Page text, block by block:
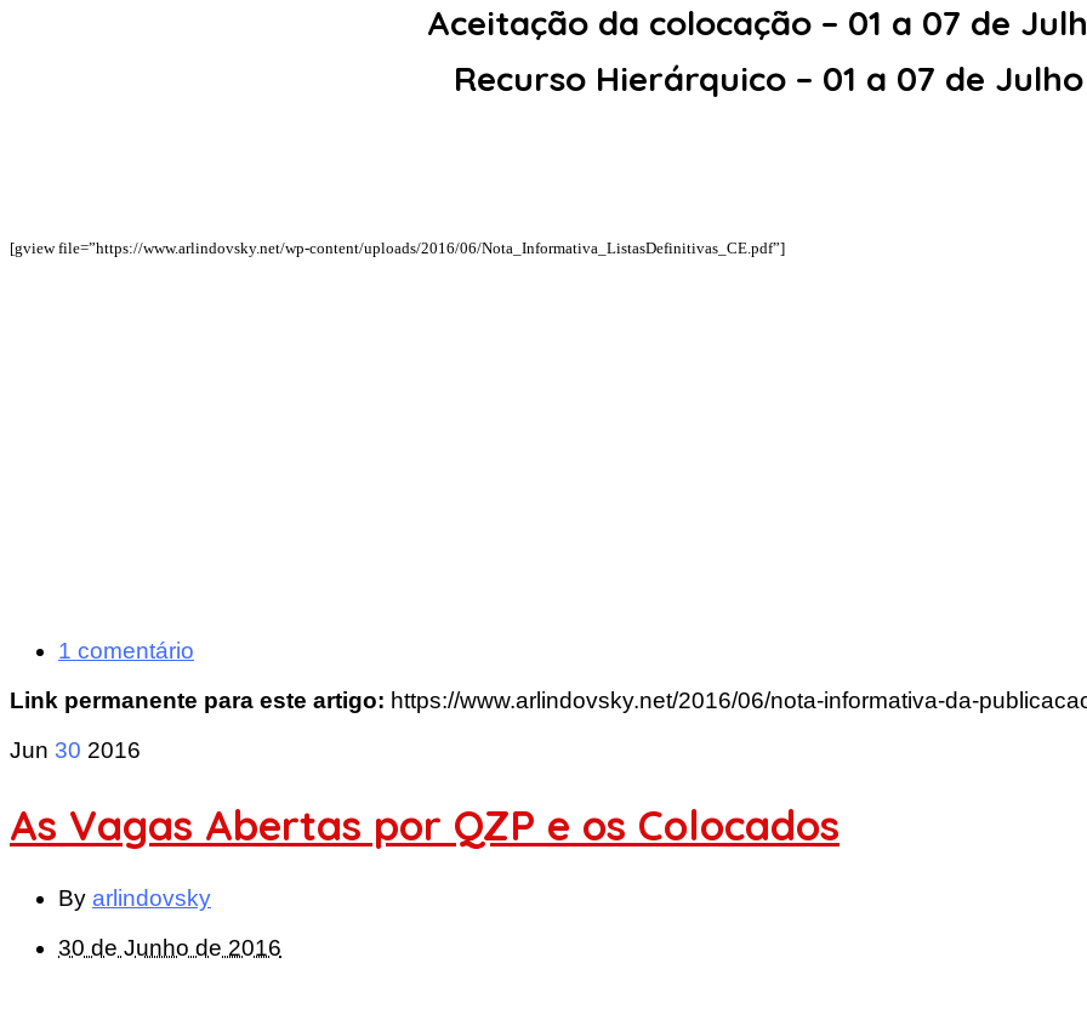
Aceitação da colocação – 01 a 07 de
Recurso Hierárquico – 01 a 07 de Julho
[gview file=”https://www.arlindovsky.net/wp-content/uploads/2016/06/Nota_Informativa_ListasDefinitivas_CE.pdf”]
1 comentário
Link permanente para este artigo: https://www.arlindovsky.net/2016/06/nota-informativa-da-
Jun 30 2016
As Vagas Abertas por QZP e os Colocados
By arlindovsky
30 de Junho de 2016